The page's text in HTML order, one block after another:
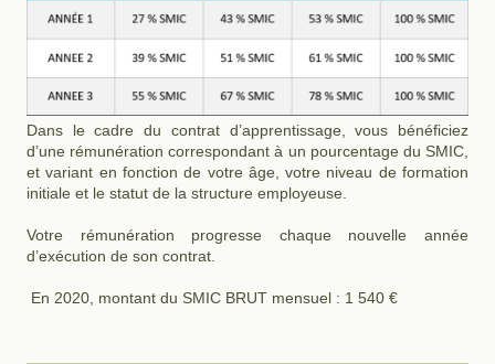
Dans le cadre du contrat d’apprentissage, vous bénéficiez
d’une rémunération correspondant à un pourcentage du SMIC,
et variant en fonction de votre âge, votre niveau de formation
initiale et le statut de la structure employeuse.
​Votre rémunération progresse chaque nouvelle année
d’exécution de son contrat.
En 2020, montant du SMIC BRUT mensuel : 1 540 €